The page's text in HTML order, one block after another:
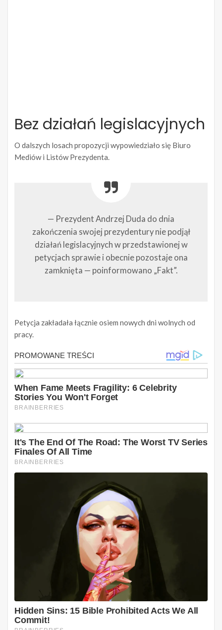
Bez działań legislacyjnych
O dalszych losach propozycji wypowiedziało się Biuro
Mediów i Listów Prezydenta.
— Prezydent Andrzej Duda do dnia
zakończenia swojej prezydentury nie podjął
działań legislacyjnych w przedstawionej w
petycjach sprawie i obecnie pozostaje ona
zamknięta — poinformowano „Fakt”.
Petycja zakładała łącznie osiem nowych dni wolnych od
pracy.